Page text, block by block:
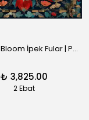
Celestial Bloom İpek Fular | Pure Paris
₺ 3,825.00
2 Ebat